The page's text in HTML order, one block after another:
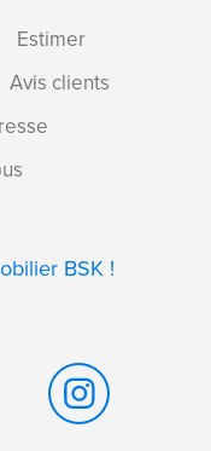
Estimer
Avis clients
BSK !